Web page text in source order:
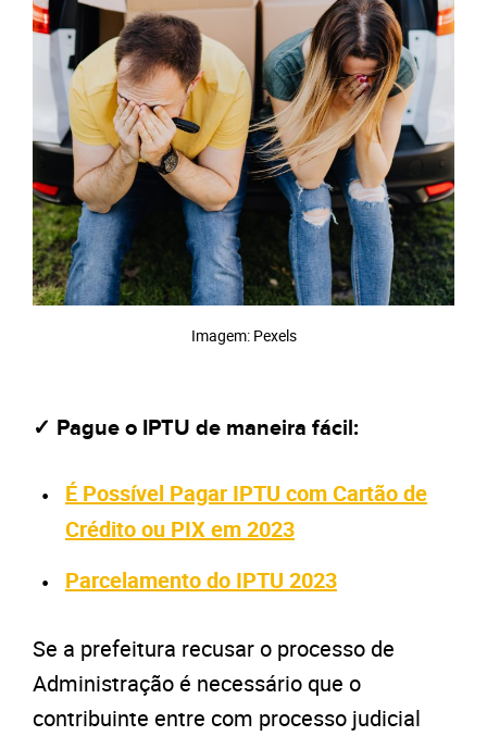
Imagem: Pexels
✓ Pague o IPTU de maneira fácil:
É Possível Pagar IPTU com Cartão de
Crédito ou PIX em 2023
Parcelamento do IPTU 2023
Se a prefeitura recusar o processo de
Administração é necessário que o
contribuinte entre com processo judicial